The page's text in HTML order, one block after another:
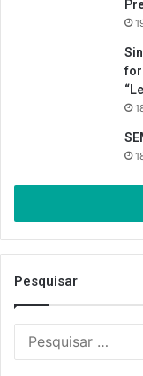
Pesquisar